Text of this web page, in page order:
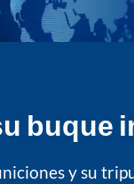
buque
y su